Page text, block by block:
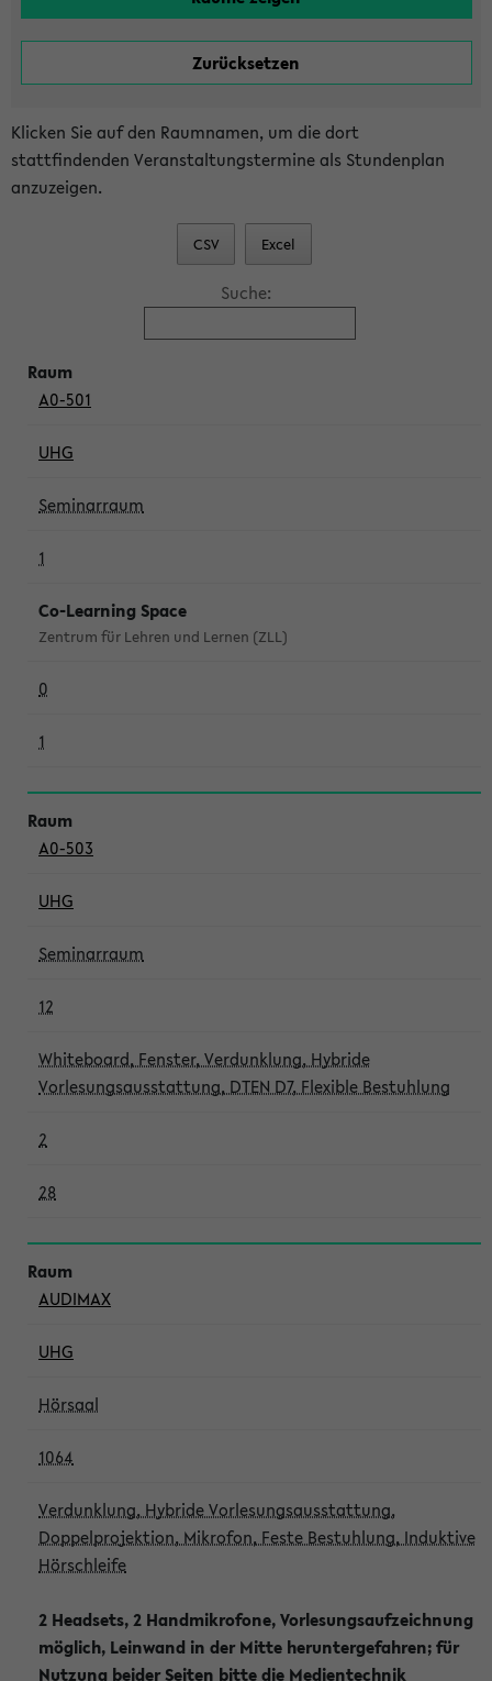
Klicken Sie auf den Raumnamen, um die dort
stattfindenden Veranstaltungstermine als Stundenplan
anzuzeigen.
CSV Excel
Suche:
A0-501
UHG
Seminarraum
1
Co-Learning Space
Zentrum für Lehren und Lernen (ZLL)
0
1
A0-503
UHG
Seminarraum
12
Whiteboard, Fenster, Verdunklung, Hybride
Vorlesungsausstattung, DTEN D7, Flexible Bestuhlung
2
28
AUDIMAX
UHG
Hörsaal
1064
Verdunklung, Hybride Vorlesungsausstattung,
Doppelprojektion, Mikrofon, Feste Bestuhlung, Induktive
Hörschleife
2 Headsets, 2 Handmikrofone, Vorlesungsaufzeichnung
möglich, Leinwand in der Mitte heruntergefahren; für
Nutzung beider Seiten bitte die Medientechnik